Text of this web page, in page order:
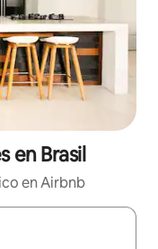
en Brasil
en Airbnb
podrás navegar